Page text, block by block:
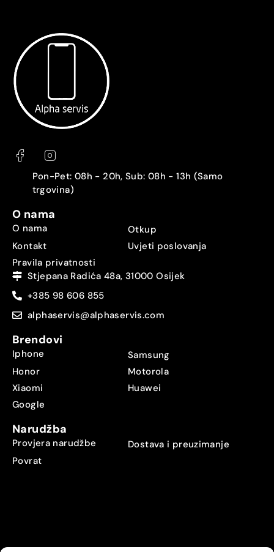
Pon-Pet: 08h - 20h, Sub: 08h - 13h (Samo
trgovina)
O nama
O nama
Otkup
Kontakt
Uvjeti poslovanja
Pravila privatnosti
Stjepana Radića 48a, 31000 Osijek
+385 98 606 855
alphaservis@alphaservis.com
Brendovi
Iphone
Samsung
Honor
Motorola
Xiaomi
Huawei
Google
Narudžba
Provjera narudžbe
Dostava i preuzimanje
Povrat